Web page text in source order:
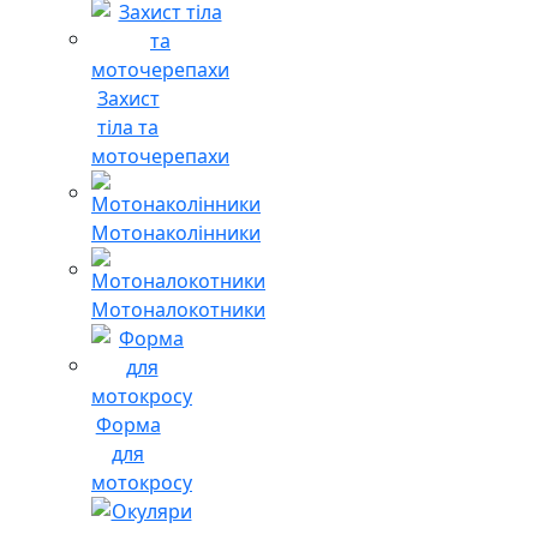
Захист
тіла та
моточерепахи
Мотонаколінники
Мотоналокотники
Форма
для
мотокросу